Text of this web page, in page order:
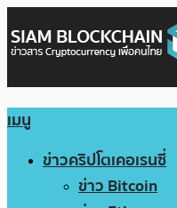
เมนู
ข่าวคริปโตเคอเรนซี่
ข่าว Bitcoin